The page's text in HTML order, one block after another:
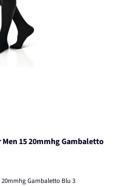
15 20mmhg Gambaletto
20mmhg Gambaletto Blu 3